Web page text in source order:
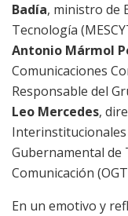
Badía, ministro de
Tecnología
Antonio Mármol
Comunicaciones
Responsable del
Leo Mercedes,
Interinstitucionales
Gubernamental de
Comunicación
En un emotivo y